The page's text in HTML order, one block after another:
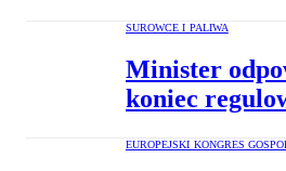
SUROWCE I PALIWA
Minister
koniec
EUROPEJSKI KONGRES